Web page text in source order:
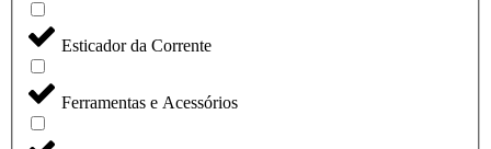
Esticador da Corrente
Ferramentas e Acessórios